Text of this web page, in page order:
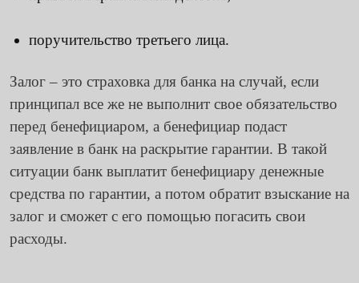
поручительство третьего лица.
Залог – это страховка для банка на случай, если
принципал все же не выполнит свое обязательство
перед бенефициаром, а бенефициар подаст
заявление в банк на раскрытие гарантии. В такой
ситуации банк выплатит бенефициару денежные
средства по гарантии, а потом обратит взыскание на
залог и сможет с его помощью погасить свои
расходы.